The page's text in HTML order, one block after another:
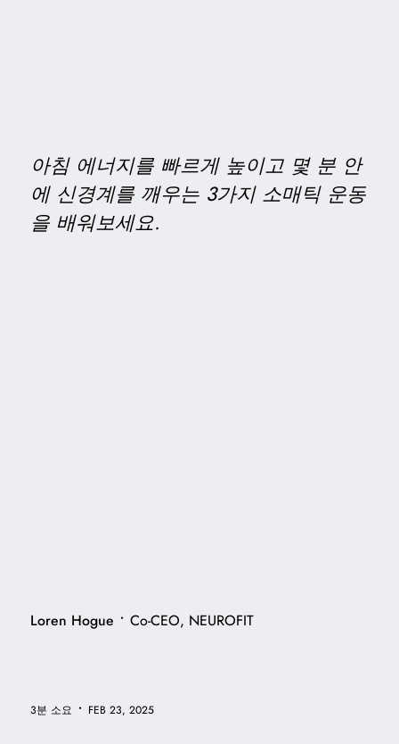
아침 에너지를 빠르게 높이고 몇 분 안
에 신경계를 깨우는 3가지 소매틱 운동
을 배워보세요.
Loren Hogue • Co-CEO, NEUROFIT
3분 소요 • FEB 23, 2025